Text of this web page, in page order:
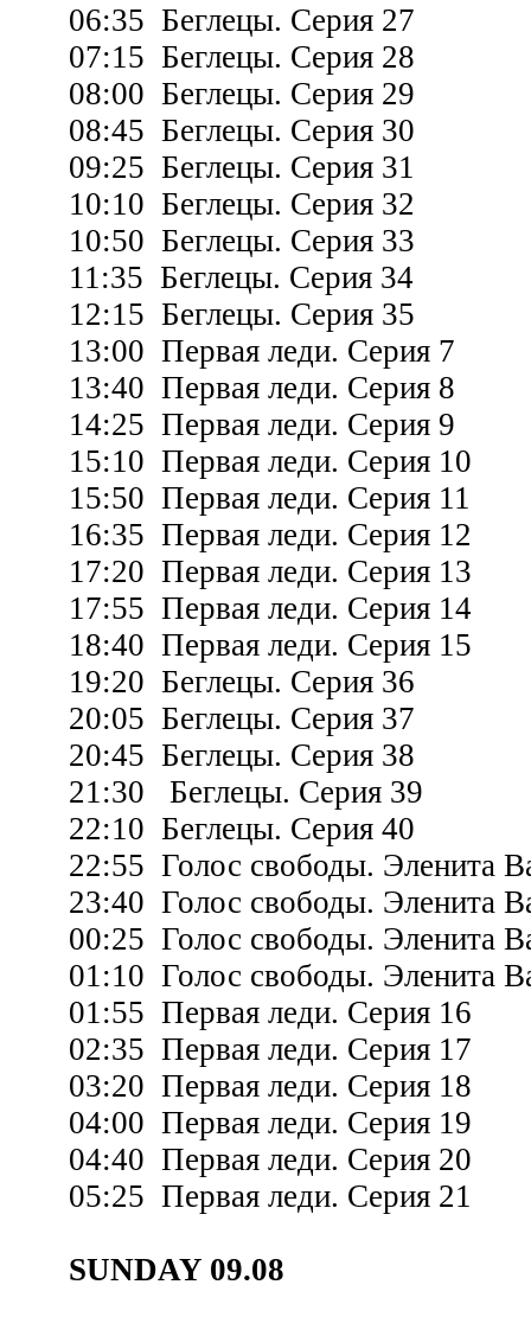
06:35 Беглецы. Серия 27
07:15 Беглецы. Серия 28
08:00 Беглецы. Серия 29
08:45 Беглецы. Серия 30
09:25 Беглецы. Серия 31
10:10 Беглецы. Серия 32
10:50 Беглецы. Серия 33
11:35 Беглецы. Серия 34
12:15 Беглецы. Серия 35
13:00 Первая леди. Серия 7
13:40 Первая леди. Серия 8
14:25 Первая леди. Серия 9
15:10 Первая леди. Серия 10
15:50 Первая леди. Серия 11
16:35 Первая леди. Серия 12
17:20 Первая леди. Серия 13
17:55 Первая леди. Серия 14
18:40 Первая леди. Серия 15
19:20 Беглецы. Серия 36
20:05 Беглецы. Серия 37
20:45 Беглецы. Серия 38
21:30 Беглецы. Серия 39
22:10 Беглецы. Серия 40
22:55 Голос свободы. Эленита
23:40 Голос свободы. Эленита
00:25 Голос свободы. Эленита
01:10 Голос свободы. Эленита
01:55 Первая леди. Серия 16
02:35 Первая леди. Серия 17
03:20 Первая леди. Серия 18
04:00 Первая леди. Серия 19
04:40 Первая леди. Серия 20
05:25 Первая леди. Серия 21
SUNDAY 09.08